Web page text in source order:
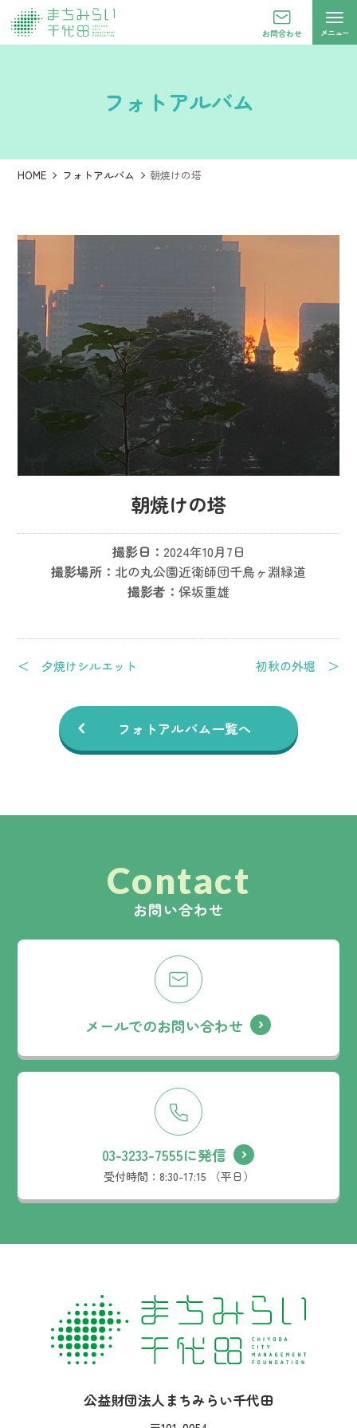
お問合わせ メニュー
フォトアルバム
HOME フォトアルバム 朝焼けの塔
朝焼けの塔
撮影日： 2024年10月7日
撮影場所： 北の丸公園近衛師団千鳥ヶ淵緑道
撮影者： 保坂重雄
＜ 夕焼けシルエット 初秋の外堀 ＞
フォトアルバム一覧へ
Contact
お問い合わせ
メールでのお問い合わせ
03-3233-7555に発信
受付時間： 8:30-17:15 （平日）
社名：
公益財団法人まちみらい千代田